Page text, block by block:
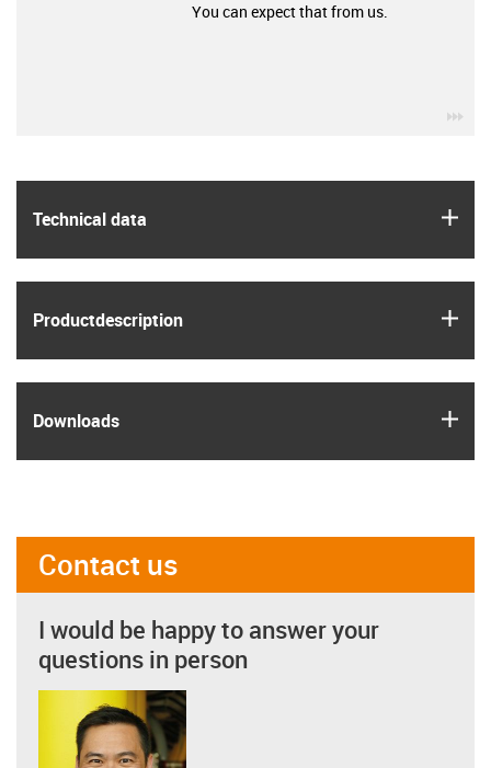
Technical data
Product­description
Downloads
You can expect that from us.
Contact us
I would be happy to answer your
questions in person